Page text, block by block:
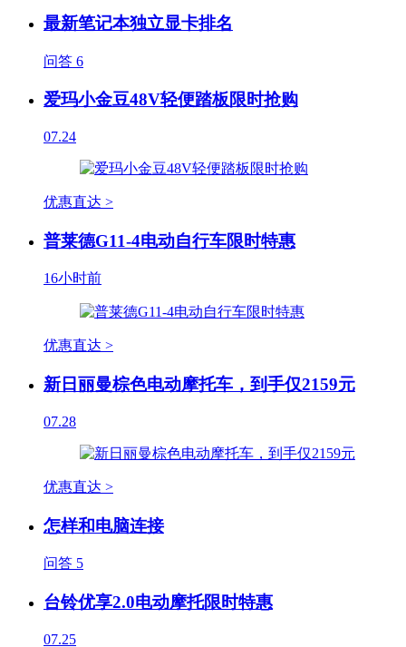
最新笔记本独立显卡排名
问答 6
爱玛小金豆48V轻便踏板限时抢购
07.24
优惠直达 >
普莱德G11-4电动自行车限时特惠
16小时前
优惠直达 >
新日丽曼棕色电动摩托车，到手仅2159元
07.28
优惠直达 >
怎样和电脑连接
问答 5
台铃优享2.0电动摩托限时特惠
07.25